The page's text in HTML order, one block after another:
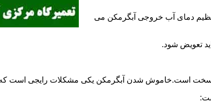
دمای آب خروجی آبگرمکن می
تعویض شود.
است.خاموش شدن آبگرمکن یکی مشکلات رایجی است که